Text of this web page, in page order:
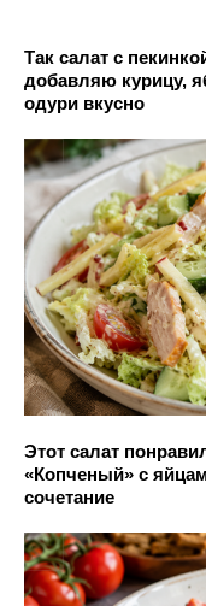
Так салат с
добавляю курицу,
одури вкусно
Этот салат
«Копченый» с
сочетание